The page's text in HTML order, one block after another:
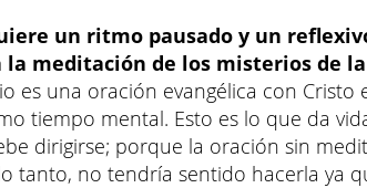
un ritmo pausado y un
la meditación de los misterios de
es una oración evangélica con Cristo
tiempo mental. Esto es lo que da
dirigirse; porque la oración sin
tanto, no tendría sentido hacerla ya